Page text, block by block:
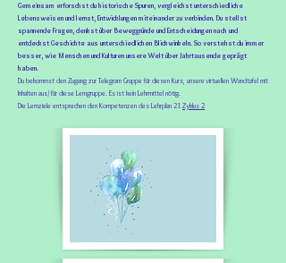
Gemeinsam erforschst du historische Spuren, vergleichst unterschiedliche
Lebensweisen und lernst, Entwicklungen miteinander zu verbinden. Du stellst
spannende Fragen, denkst über Beweggründe und Entscheidungen nach und
entdeckst Geschichte aus unterschiedlichen Blickwinkeln. So verstehst du immer
besser, wie Menschen und Kulturen unsere Welt über Jahrtausende geprägt
haben.
Du bekommst den Zugang zur Telegram Gruppe für diesen Kurs, unsere virtuellen Wandtafel mit
Inhalten aus/ für diese Lerngruppe. Es ist kein Lehrmittel nötig.
Die Lernziele entsprechen den Kompetenzen des Lehrplan 21 Zyklus 2